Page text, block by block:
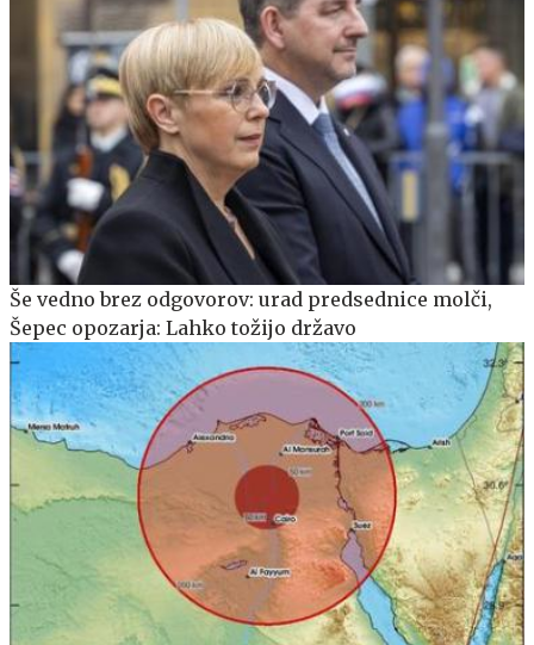
Še vedno brez odgovorov: urad predsednice molči,
Šepec opozarja: Lahko tožijo državo